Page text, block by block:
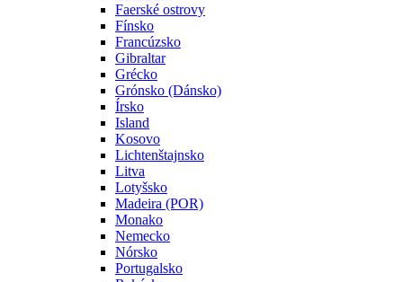
Faerské ostrovy
Fínsko
Francúzsko
Gibraltar
Grécko
Grónsko (Dánsko)
Írsko
Island
Kosovo
Lichtenštajnsko
Litva
Lotyšsko
Madeira (POR)
Monako
Nemecko
Nórsko
Portugalsko